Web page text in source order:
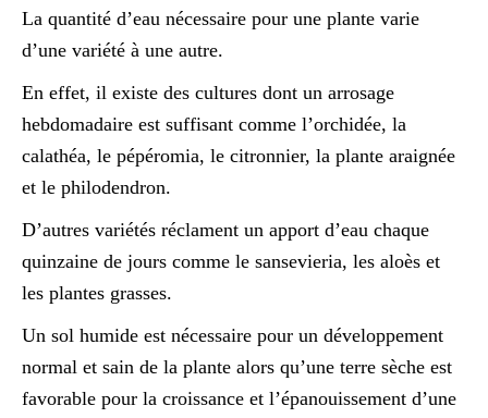
La quantité d’eau nécessaire pour une plante varie
d’une variété à une autre.
En effet, il existe des cultures dont un arrosage
hebdomadaire est suffisant comme l’orchidée, la
calathéa, le pépéromia, le citronnier, la plante araignée
et le philodendron.
D’autres variétés réclament un apport d’eau chaque
quinzaine de jours comme le sansevieria, les aloès et
les plantes grasses.
Un sol humide est nécessaire pour un développement
normal et sain de la plante alors qu’une terre sèche est
favorable pour la croissance et l’épanouissement d’une